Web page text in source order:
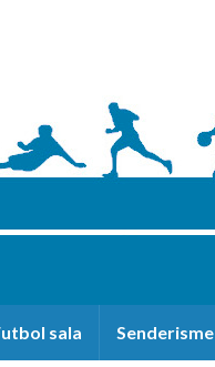
sala Senderisme